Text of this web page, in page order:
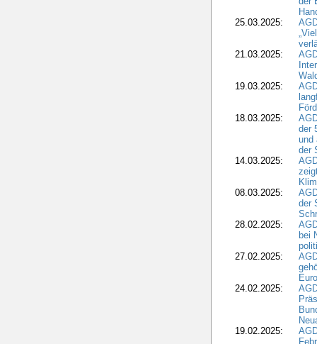
25.03.2025:
21.03.2025:
19.03.2025:
18.03.2025:
der
und
der
14.03.2025:
08.03.2025:
der
28.02.2025:
bei
27.02.2025:
24.02.2025:
19.02.2025: